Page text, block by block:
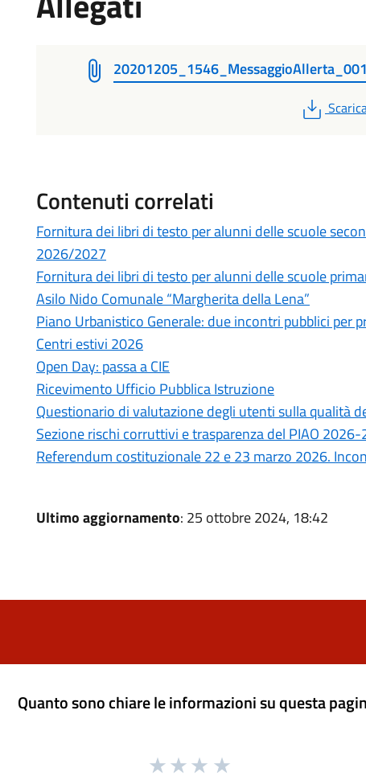
20201205_1546_MessaggioAllerta_001
PDF
Contenuti correlati
Fornitura dei libri di testo per alunni delle scuole
2026/2027
Fornitura dei libri di testo per alunni delle scuole
Asilo Nido Comunale “Margherita della Lena”
Piano Urbanistico Generale: due incontri pubblici per
Centri estivi 2026
Open Day: passa a CIE
Ricevimento Ufficio Pubblica Istruzione
Questionario di valutazione degli utenti sulla qualità
Sezione rischi corruttivi e trasparenza del PIAO
Referendum costituzionale 22 e 23 marzo 2026.
Ultimo aggiornamento: 25 ottobre 2024, 18:42
Quanto sono chiare le informazioni su questa